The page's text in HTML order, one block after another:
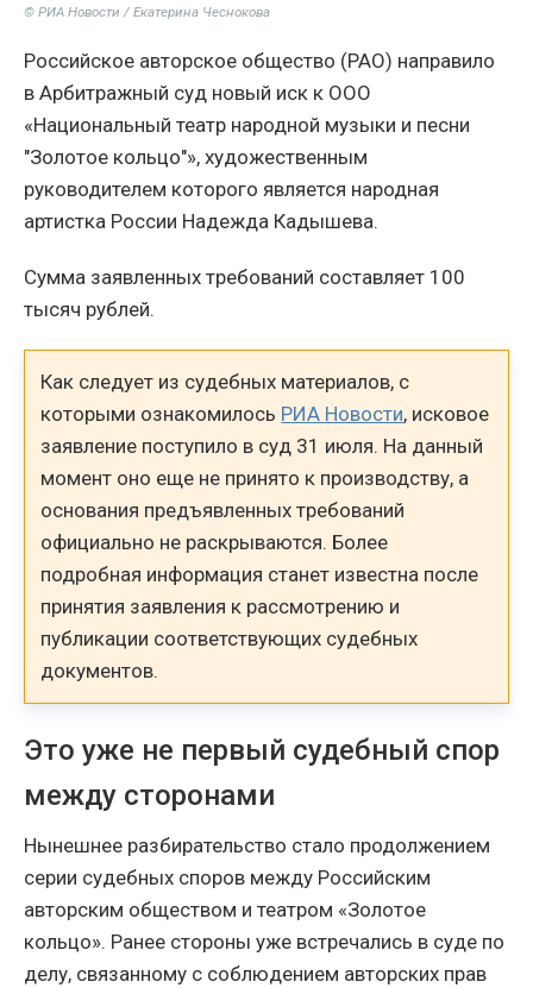
© РИА Новости / Екатерина Чеснокова
Российское авторское общество (РАО) направило
в Арбитражный суд новый иск к ООО
«Национальный театр народной музыки и песни
"Золотое кольцо"», художественным
руководителем которого является народная
артистка России Надежда Кадышева.
Сумма заявленных требований составляет 100
тысяч рублей.
Как следует из судебных материалов, с
которыми ознакомилось РИА Новости, исковое
заявление поступило в суд 31 июля. На данный
момент оно еще не принято к производству, а
основания предъявленных требований
официально не раскрываются. Более
подробная информация станет известна после
принятия заявления к рассмотрению и
публикации соответствующих судебных
документов.
Это уже не первый судебный спор
между сторонами
Нынешнее разбирательство стало продолжением
серии судебных споров между Российским
авторским обществом и театром «Золотое
кольцо». Ранее стороны уже встречались в суде по
делу, связанному с соблюдением авторских прав